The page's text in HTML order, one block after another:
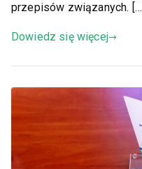
przepisów związanych. […]
Dowiedz się więcej